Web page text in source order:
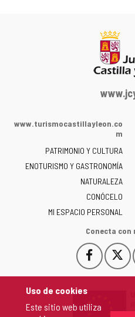
Uso de cookies
Este sitio web utiliza
Portal
la
de
Castilla
y
León
-
www.turismocastillayleon.co
m
PATRIMONIO Y CULTURA
ENOTURISMO Y GASTRONOMÍA
NATURALEZA
CONÓCELO
MI ESPACIO PERSONAL
Conecta con
Facebook
Este
enlace
en
Este
enlace